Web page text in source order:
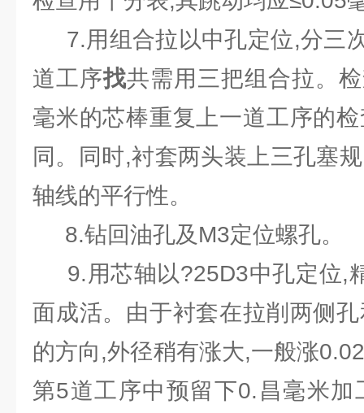
7.用组合拉以中孔定位,分三
道工序找共需用三把组合拉。
毫米的芯棒重复上一道工序的
同。同时,衬套两头装上三孔塞
轴线的平行性。
8.钻回油孔及M3定位螺孔。
9.用芯轴以?25D3中孔定位,
面成活。由于衬套在拉削两侧
的方向,外径稍有涨大,一般涨
第5道工序中预留下0.昌毫米